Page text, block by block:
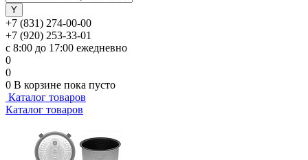
+7 (831) 274-00-00
+7 (920) 253-33-01
с 8:00 до 17:00 ежедневно
0
0
0 В корзине пока пусто
Каталог товаров
Каталог товаров